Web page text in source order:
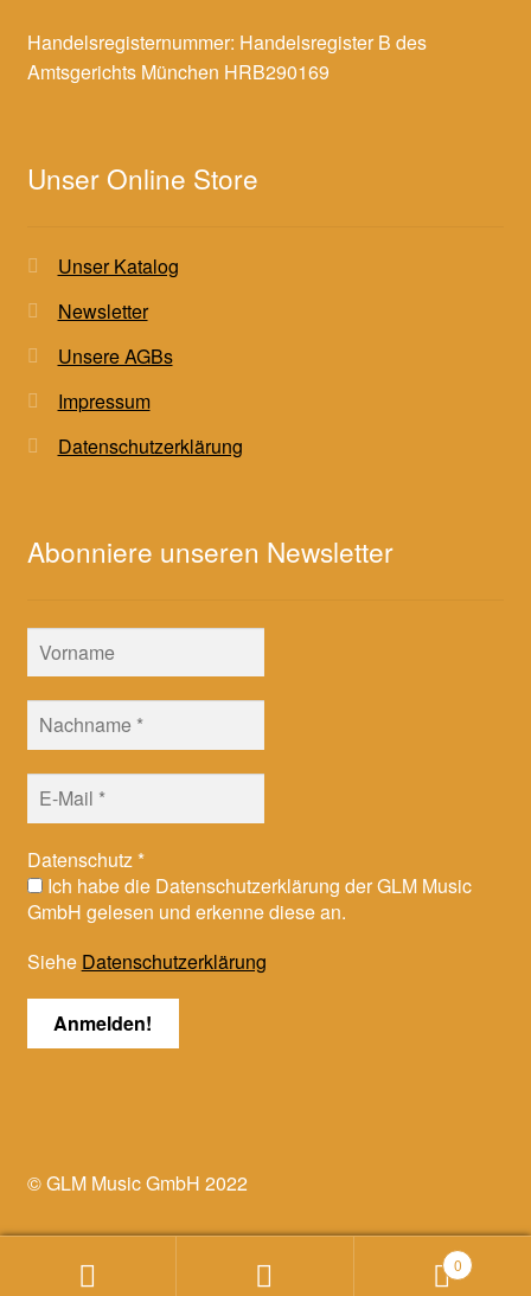
Handelsregisternummer: Handelsregister B des
Amtsgerichts München HRB290169
Unser Online Store
Unser Katalog
Newsletter
Unsere AGBs
Impressum
Datenschutzerklärung
Abonniere unseren Newsletter
Datenschutz*
Ich habe die Datenschutzerklärung der GLM Music
GmbH gelesen und erkenne diese an.
Siehe Datenschutzerklärung
© GLM Music GmbH 2022
0